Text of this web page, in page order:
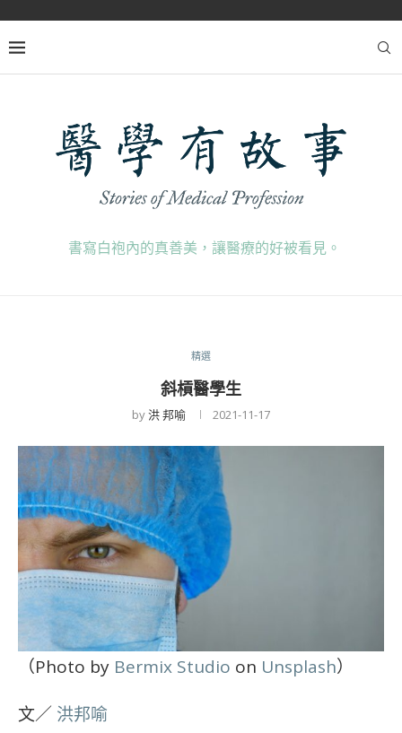
書寫白袍內的真善美，讓醫療的好被看見。
精選
斜槓醫學生
by洪 邦喻 2021-11-17
（Photo by Bermix Studio on Unsplash）
文／ 洪邦喻